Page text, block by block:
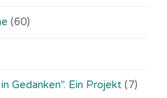
(60)
Gedanken". Ein Projekt (7)